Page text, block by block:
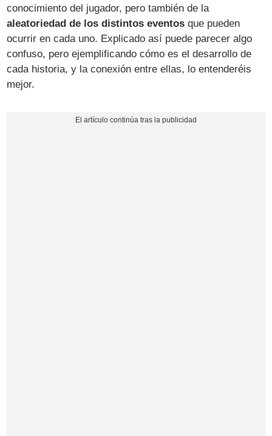
conocimiento del jugador, pero también de la
aleatoriedad de los distintos eventos que pueden
ocurrir en cada uno. Explicado así puede parecer algo
confuso, pero ejemplificando cómo es el desarrollo de
cada historia, y la conexión entre ellas, lo entenderéis
mejor.